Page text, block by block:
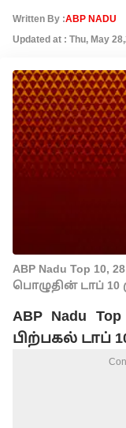
Written By :ABP NADU
Updated at : Thu, May
ABP Nadu Top
பொழுதின் டாப் 10
ABP Nadu
பிற்பகல் டாப்